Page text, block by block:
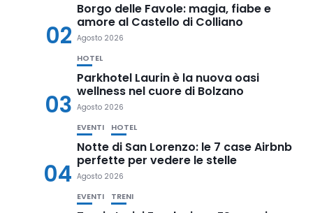
02
Borgo delle Favole: magia, fiabe e
amore al Castello di Colliano
Agosto 2026
03
HOTEL
Parkhotel Laurin è la nuova oasi
wellness nel cuore di Bolzano
Agosto 2026
04
EVENTI HOTEL
Notte di San Lorenzo: le 7 case Airbnb
perfette per vedere le stelle
Agosto 2026
EVENTI TRENI